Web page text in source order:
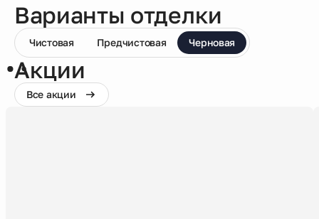
Варианты отделки
Чистовая Предчистовая Черновая
Акции
Все акции